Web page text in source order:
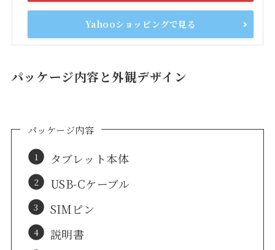
Yahooショッピングで見る
パッケージ内容と外観デザイン
パッケージ内容
タブレット本体
USB-Cケーブル
SIMピン
説明書